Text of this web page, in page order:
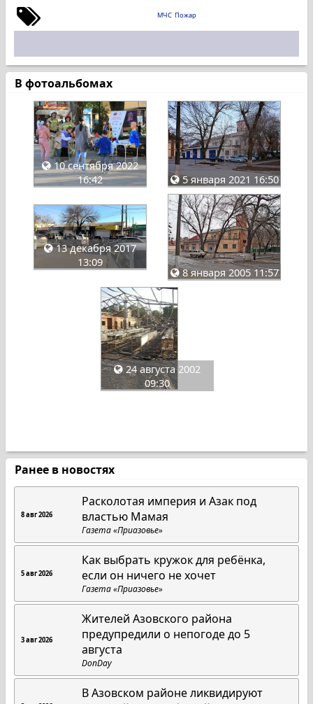
МЧС Пожар
В фотоальбомах
10 сентября 2022
16:42
5 января 2021 16:50
13 декабря 2017
13:09
8 января 2005 11:57
24 августа 2002
09:30
Ранее в новостях
8 авг 2026
Расколотая империя и Азак под
властью Мамая
Газета «Приазовье»
5 авг 2026
Как выбрать кружок для ребёнка,
если он ничего не хочет
Газета «Приазовье»
3 авг 2026
Жителей Азовского района
предупредили о непогоде до 5
августа
DonDay
В Азовском районе ликвидируют